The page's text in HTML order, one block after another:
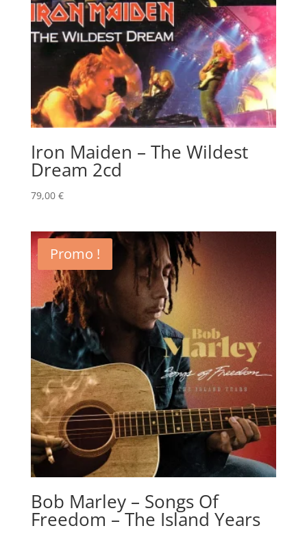
Iron Maiden – The Wildest
Dream 2cd
79,00 €
Promo !
Bob Marley – Songs Of
Freedom – The Island Years